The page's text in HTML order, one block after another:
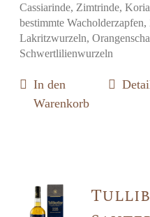
Cassiarinde, Zimtrinde,
bestimmte
Lakritzwurzeln,
Schwertlilienwurzeln
In den
Warenkorb